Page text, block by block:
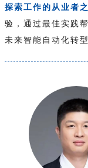
探索工作的从业者
验，通过最佳实践
未来智能自动化转